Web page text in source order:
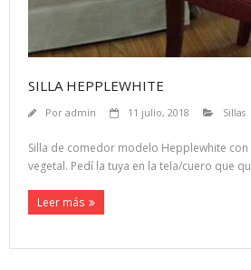
SILLA HEPPLEWHITE
Por admin 11 julio, 2018 Sillas
Silla de comedor modelo Hepplewhite
vegetal. Pedí la tuya en la tela/cuero que
Leer más